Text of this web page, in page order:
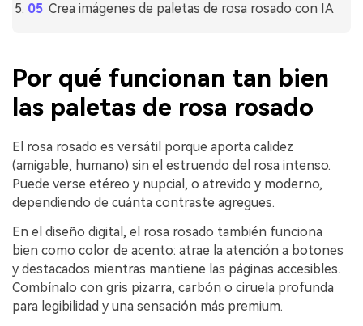
Crea imágenes de paletas de rosa rosado con IA
Por qué funcionan tan bien
las paletas de rosa rosado
El rosa rosado es versátil porque aporta calidez
(amigable, humano) sin el estruendo del rosa intenso.
Puede verse etéreo y nupcial, o atrevido y moderno,
dependiendo de cuánta contraste agregues.
En el diseño digital, el rosa rosado también funciona
bien como color de acento: atrae la atención a botones
y destacados mientras mantiene las páginas accesibles.
Combínalo con gris pizarra, carbón o ciruela profunda
para legibilidad y una sensación más premium.